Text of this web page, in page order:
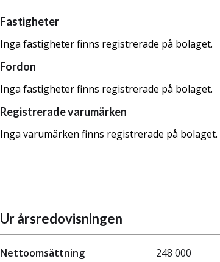
Fastigheter
Inga fastigheter finns registrerade på bolaget.
Fordon
Inga fastigheter finns registrerade på bolaget.
Registrerade varumärken
Inga varumärken finns registrerade på bolaget.
Ur årsredovisningen
Nettoomsättning
248 000